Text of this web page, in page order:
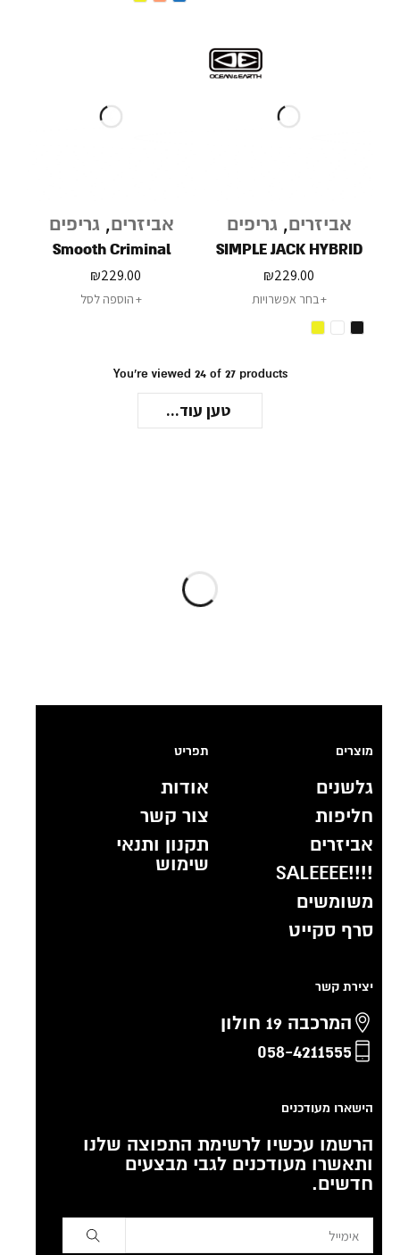
אביזרים, גריפים
SIMPLE JACK HYBRID
₪229.00
בחר אפשרויות
אביזרים, גריפים
Smooth Criminal
₪229.00
הוספה לסל
You're viewed 24 of 27 products
טען עוד...
מוצרים
גלשנים
חליפות
אביזרים
!!!!SALEEEE
משומשים
סרף סקייט
תפריט
אודות
צור קשר
תקנון ותנאי
שימוש
יצירת קשר
המרכבה 19 חולון
058-4211555
הישארו מעודכנים
הרשמו עכשיו לרשימת התפוצה שלנו
ותאשרו מעודכנים לגבי מבצעים
חדשים.